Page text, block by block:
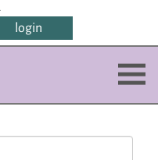
login